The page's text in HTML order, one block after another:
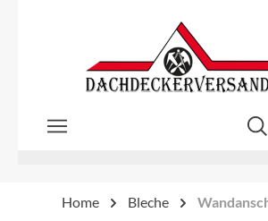
Zum Hauptinhalt springen
Home Bleche